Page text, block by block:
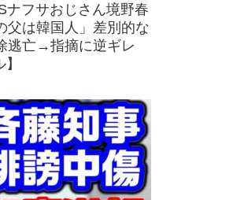
ナフサおじさん境野春
父は韓国人」差別的な
逃亡→指摘に逆ギレ